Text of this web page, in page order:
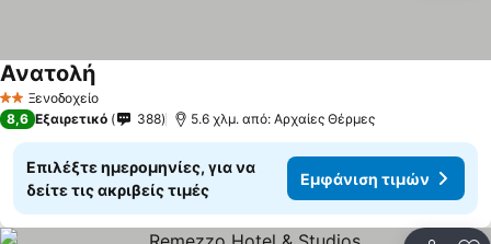
2 ΑστέριαΞενοδοχείο
Ανατολή
8,6 Εξαιρετικό 388 5.6 χλμ. από: Αρχαίες Θέρμες
Επιλέξτε ημερομηνίες, για να
δείτε τις ακριβείς τιμές
Εμφάνιση τιμών